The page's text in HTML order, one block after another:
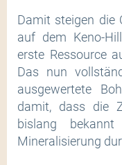
Damit steigen die
auf dem Keno-
erste Ressource
Das nun
ausgewertete
damit, dass die
bislang
Mineralisierung